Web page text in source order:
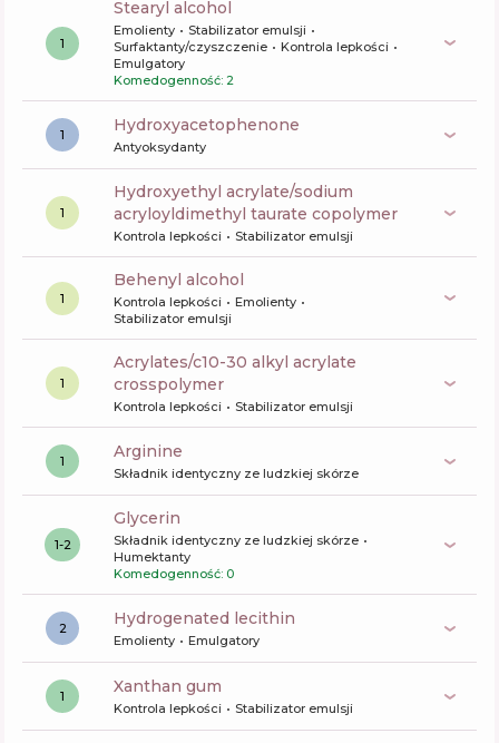
1
stearyl alcohol
Emolienty
Stabilizator emulsji
Surfaktanty/czyszczenie
Kontrola lepkości
Emulgatory
Komedogenność: 2
1 Hydroxyacetophenone
Antyoksydanty
1
hydroxyethyl acrylate/sodium
acryloyldimethyl taurate copolymer
Kontrola lepkości Stabilizator emulsji
1
behenyl alcohol
Kontrola lepkości
Emolienty
Stabilizator emulsji
1
acrylates/c10-30 alkyl acrylate
crosspolymer
Kontrola lepkości Stabilizator emulsji
1 arginine
Składnik identyczny ze ludzkiej skórze
1-2
glycerin
Składnik identyczny ze ludzkiej skórze
Humektanty
Komedogenność: 0
2 hydrogenated lecithin
Emolienty Emulgatory
1 xanthan gum
Kontrola lepkości Stabilizator emulsji